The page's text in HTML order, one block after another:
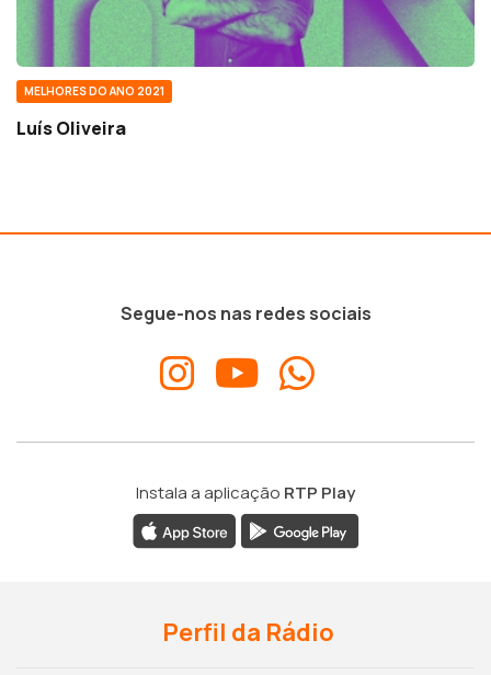
MELHORES DO ANO 2021
Luís Oliveira
Segue-nos nas redes sociais
Instala a aplicação RTP Play
Perfil da Rádio